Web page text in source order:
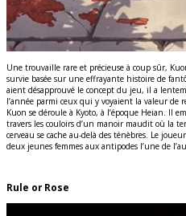
Une trouvaille rare et précieuse à coup sûr,
survie basée sur une effrayante histoire de
aient désapprouvé le concept du jeu, il a
l’année parmi ceux qui y voyaient la valeur de
Kuon se déroule à Kyoto, à l’époque Heian. Il
travers les couloirs d’un manoir maudit où la
cerveau se cache au-delà des ténèbres. Le
deux jeunes femmes aux antipodes l’une de
Rule or Rose